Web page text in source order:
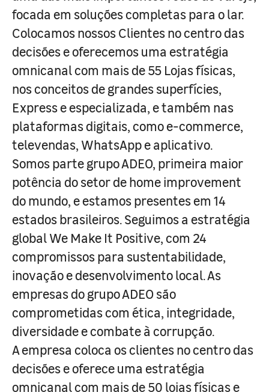
focada em soluções completas para o lar.
Colocamos nossos Clientes no centro das
decisões e oferecemos uma estratégia
omnicanal com mais de 55 Lojas físicas,
nos conceitos de grandes superfícies,
Express e especializada, e também nas
plataformas digitais, como e-commerce,
televendas, WhatsApp e aplicativo.
Somos parte grupo ADEO, primeira maior
potência do setor de home improvement
do mundo, e estamos presentes em 14
estados brasileiros. Seguimos a estratégia
global We Make It Positive, com 24
compromissos para sustentabilidade,
inovação e desenvolvimento local. As
empresas do grupo ADEO são
comprometidas com ética, integridade,
diversidade e combate à corrupção.
A empresa coloca os clientes no centro das
decisões e oferece uma estratégia
omnicanal com mais de 50 lojas físicas e